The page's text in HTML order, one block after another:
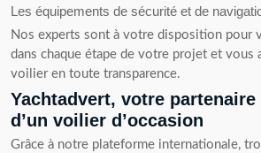
Les équipements de sécurité et de
Nos experts sont à votre disposition pour
dans chaque étape de votre projet et vous
voilier en toute transparence.
Yachtadvert, votre partenaire
d’un voilier d’occasion
Grâce à notre plateforme internationale,